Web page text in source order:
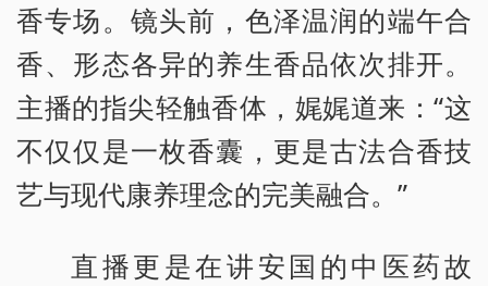
香专场。镜头前，色泽温润的端午合
香、形态各异的养生香品依次排开。
主播的指尖轻触香体，娓娓道来：“这
不仅仅是一枚香囊，更是古法合香技
艺与现代康养理念的完美融合。”
直播更是在讲安国的中医药故